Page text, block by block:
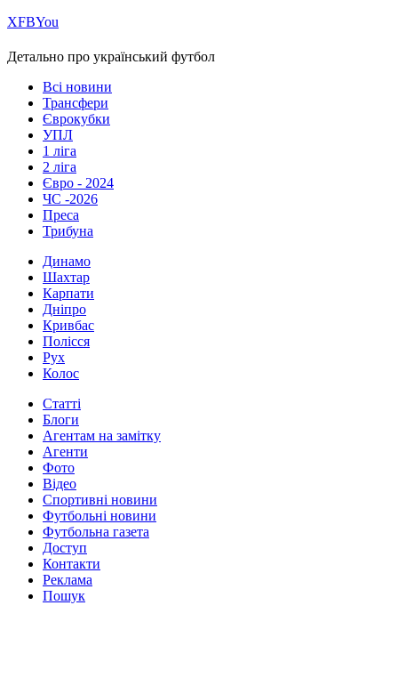
ХFBYou
Детально про український футбол
Всі новини
Трансфери
Єврокубки
УПЛ
1 ліга
2 ліга
Євро - 2024
ЧС -2026
Преса
Трибуна
Динамо
Шахтар
Карпати
Дніпро
Кривбас
Полісся
Рух
Колос
Статті
Блоги
Агентам на замітку
Агенти
Фото
Відео
Спортивні новини
Футбольні новини
Футбольна газета
Доступ
Контакти
Реклама
Пошук